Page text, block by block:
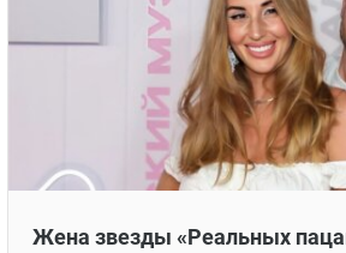
Жена звезды «Реальных